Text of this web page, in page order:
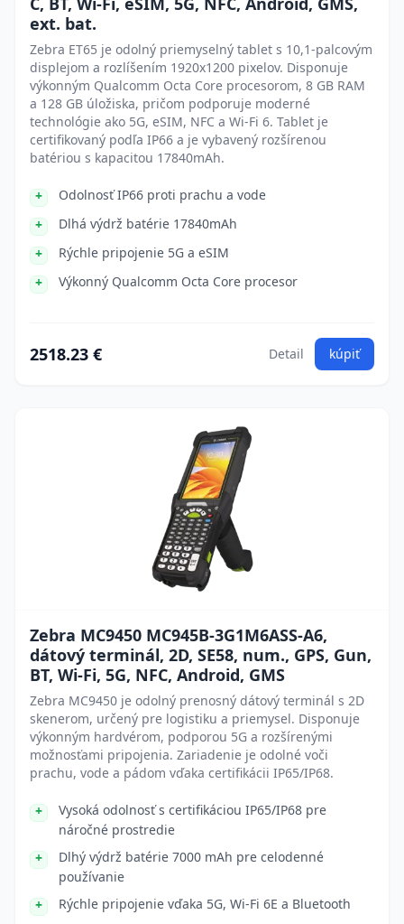
ext. bat.
Zebra ET65 je odolný priemyselný tablet s 10,1-palcovým
displejom a rozlíšením 1920x1200 pixelov. Disponuje
výkonným Qualcomm Octa Core procesorom, 8 GB RAM
a 128 GB úložiska, pričom podporuje moderné
technológie ako 5G, eSIM, NFC a Wi-Fi 6. Tablet je
certifikovaný podľa IP66 a je vybavený rozšírenou
batériou s kapacitou 17840mAh.
Odolnosť IP66 proti prachu a vode
Dlhá výdrž batérie 17840mAh
Rýchle pripojenie 5G a eSIM
Výkonný Qualcomm Octa Core procesor
2518.23 € Detail kúpiť
Zebra MC9450 MC945B-3G1M6ASS-A6,
dátový terminál, 2D, SE58, num., GPS, Gun,
BT, Wi-Fi, 5G, NFC, Android, GMS
Zebra MC9450 je odolný prenosný dátový terminál s 2D
skenerom, určený pre logistiku a priemysel. Disponuje
výkonným hardvérom, podporou 5G a rozšírenými
možnosťami pripojenia. Zariadenie je odolné voči
prachu, vode a pádom vďaka certifikácii IP65/IP68.
Vysoká odolnosť s certifikáciou IP65/IP68 pre
náročné prostredie
Dlhý výdrž batérie 7000 mAh pre celodenné
používanie
Rýchle pripojenie vďaka 5G, Wi-Fi 6E a Bluetooth